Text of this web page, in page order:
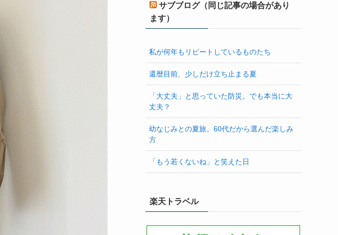
サブブログ（同じ記事の場合があり
ます）
私が何年もリピートしているものたち
還暦目前、少しだけ立ち止まる夏
「大丈夫」と思っていた防災。でも本当に大
丈夫？
幼なじみとの夏旅。60代だから選んだ楽しみ
方
「もう若くないね」と笑えた日
楽天トラベル